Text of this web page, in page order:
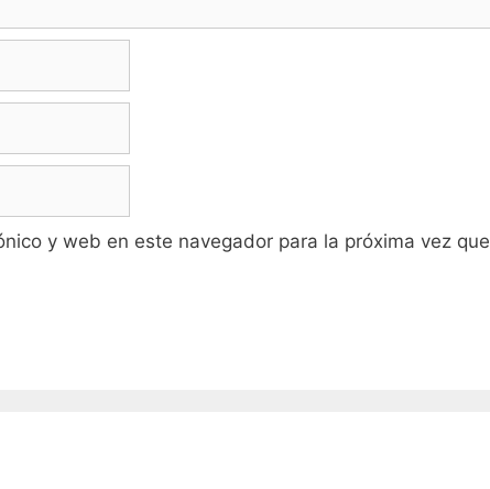
y web en este navegador para la próxima vez